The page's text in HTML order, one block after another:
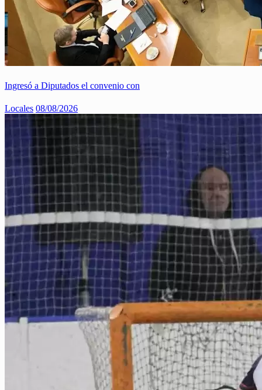
Ingresó a Diputados el convenio con
Locales 08/08/2026